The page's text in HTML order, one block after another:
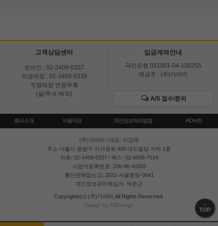
고객상담센터
온라인 : 02-3409-0337
직영매장 : 02-3409-0339
직영매장 연중무휴
(설/추석 제외)
입금계좌안내
국민은행 051001-04-100255
예금주 : (주)가야미
A/S 접수/문의
회사소개 이용약관 개인정보처리방침 PC버전
(주)가야미 / 대표: 이강래
주소:서울시 중랑구 사가정로 409 대도빌딩 지하 1층
전화: 02-3409-0337 / 팩스: 02-6008-7514
사업자등록번호: 206-86-40303
통신판매업신고: 2021-서울중랑-0641
개인정보관리책임자: 박준근
Copyrights(c) (주)가야미 All Rights Reservied.
Design by PSDesign
TOP